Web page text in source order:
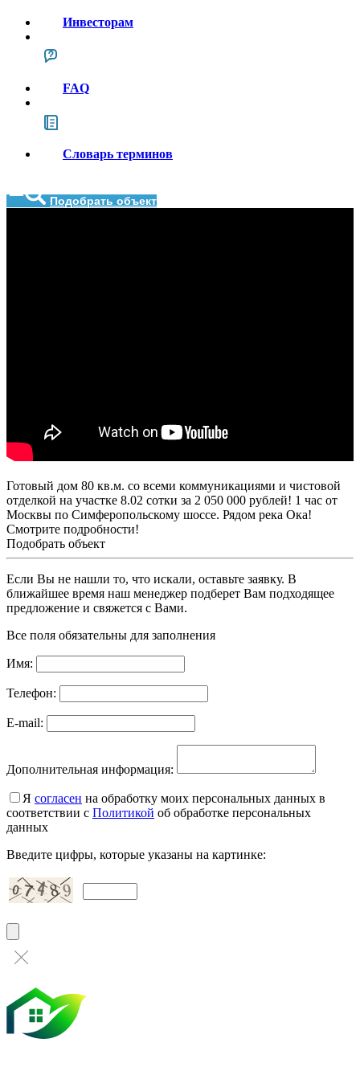
Инвесторам
FAQ
Словарь терминов
Подобрать объект
Готовый дом 80 кв.м. со всеми коммуникациями и чистовой
отделкой на участке 8.02 сотки за 2 050 000 рублей! 1 час от
Москвы по Симферопольскому шоссе. Рядом река Ока!
Смотрите подробности!
Подобрать объект
Если Вы не нашли то, что искали, оставьте заявку. В
ближайшее время наш менеджер подберет Вам подходящее
предложение и свяжется с Вами.
Все поля обязательны для заполнения
Имя:
Телефон:
E-mail:
Дополнительная информация:
Я согласен на обработку моих персональных данных в
соответствии с Политикой об обработке персональных
данных
Введите цифры, которые указаны на картинке: